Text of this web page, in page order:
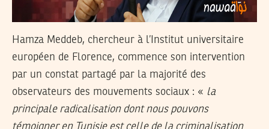
Hamza Meddeb, chercheur à l’Institut universitaire
européen de Florence, commence son intervention
par un constat partagé par la majorité des
observateurs des mouvements sociaux : « la
principale radicalisation dont nous pouvons
témoigner en Tunisie est celle de la criminalisation